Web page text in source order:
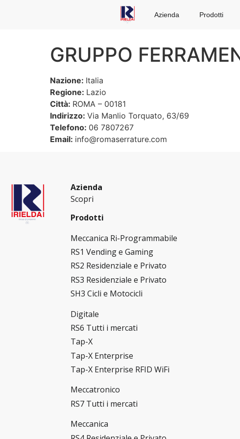
Azienda Prodotti
GRUPPO
Nazione: Italia
Regione: Lazio
Città: ROMA – 00181
Indirizzo: Via Manlio Torquato, 63/69
Telefono: 06 7807267
Email: info@romaserrature.com
Azienda
Scopri
Prodotti
Meccanica Ri-Programmabile
RS1 Vending e Gaming
RS2 Residenziale e Privato
RS3 Residenziale e Privato
SH3 Cicli e Motocicli
Digitale
RS6 Tutti i mercati
Tap-X
Tap-X Enterprise
Tap-X Enterprise RFID WiFi
Meccatronico
RS7 Tutti i mercati
Meccanica